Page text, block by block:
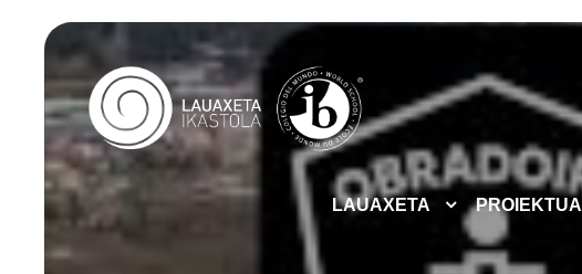
LAUAXETA PROIEKTUA